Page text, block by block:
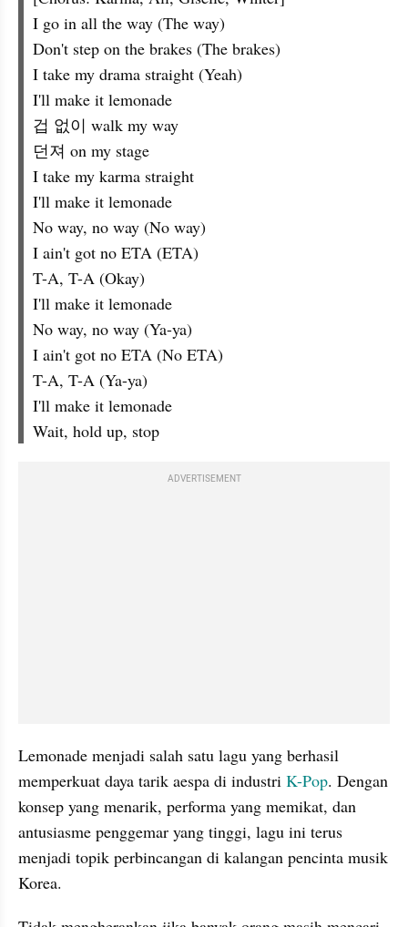
I go in all the way (The way)
Don't step on the brakes (The brakes)
I take my drama straight (Yeah)
I'll make it lemonade
겁 없이 walk my way
던져 on my stage
I take my karma straight
I'll make it lemonade
No way, no way (No way)
I ain't got no ETA (ETA)
T-A, T-A (Okay)
I'll make it lemonade
No way, no way (Ya-ya)
I ain't got no ETA (No ETA)
T-A, T-A (Ya-ya)
I'll make it lemonade
Wait, hold up, stop
ADVERTISEMENT
Lemonade menjadi salah satu lagu yang berhasil
memperkuat daya tarik aespa di industri K-Pop. Dengan
konsep yang menarik, performa yang memikat, dan
antusiasme penggemar yang tinggi, lagu ini terus
menjadi topik perbincangan di kalangan pencinta musik
Korea.